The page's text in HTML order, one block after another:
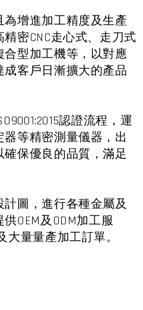
增進加工精度及生產
密CNC走心式、走刀式
型加工機等，以對應
客戶日漸擴大的產品
認證流程，運
等精密測量儀器，出
保優良的品質，滿足
圖，進行各種金屬及
OEM及ODM加工服
量量產加工訂單。